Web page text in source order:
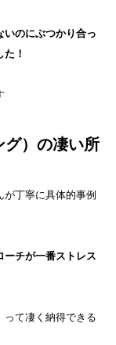
いのにぶつかり合っ
！
グ）の凄い所
丁寧に具体的事例
ーチが一番ストレス
って凄く納得できる